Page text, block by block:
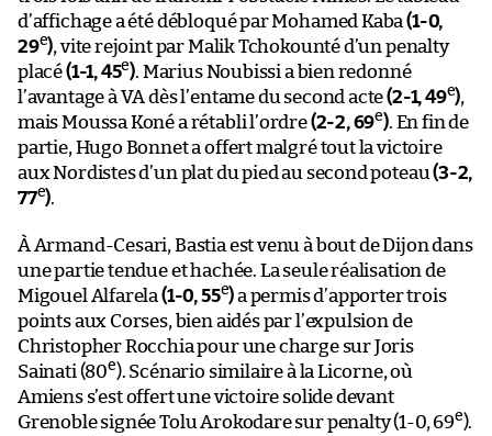
d’affichage a été débloqué par Mohamed Kaba(1-0,
29e), vite rejoint par Malik Tchokounté d’un penalty
placé(1-1, 45e). Marius Noubissi a bien redonné
l’avantage à VA dès l’entame du second acte(2-1, 49e),
mais Moussa Koné a rétabli l’ordre(2-2, 69e). En fin de
partie, Hugo Bonnet a offert malgré tout la victoire
aux Nordistes d’un plat du pied au second poteau(3-2,
77e).
À Armand-Cesari, Bastia est venu à bout de Dijon dans
une partie tendue et hachée. La seule réalisation de
Migouel Alfarela (1-0, 55e)a permis d’apporter trois
points aux Corses, bien aidés par l’expulsion de
Christopher Rocchia pour une charge sur Joris
Sainati (80e). Scénario similaire à la Licorne, où
Amiens s’est offert une victoire solide devant
Grenoble signée Tolu Arokodare sur penalty (1-0, 69e).